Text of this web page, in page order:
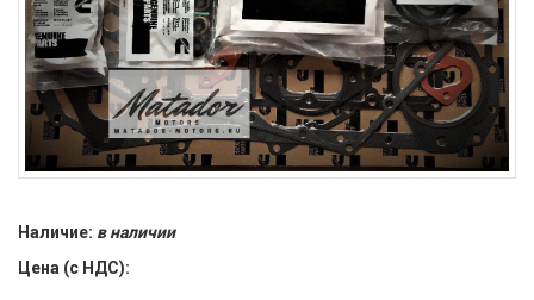
Наличие: в наличии
Цена (с НДС):